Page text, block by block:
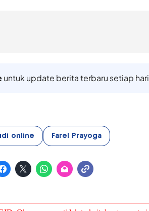
untuk update berita terbaru setiap hari
online Farel Prayoga